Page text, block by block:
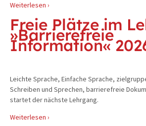
Weiterlesen ›
Freie Plätze im
»Barrierefreie
Information«
Leichte Sprache, Einfache Sprache,
Schreiben und Sprechen, barrierefreie
startet der nächste Lehrgang.
Weiterlesen ›